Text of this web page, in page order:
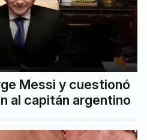
Messi y cuestionó
al capitán argentino